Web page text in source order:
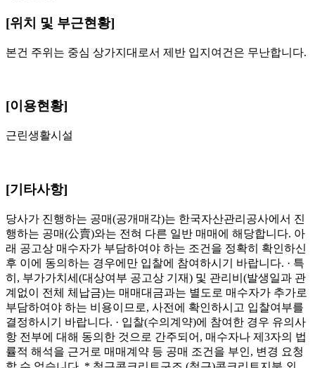
[위치 및 부근현황]
본건 주위는 중심 상가지대로서 제반 입지여건은 무난합니다.
[이용현황]
근린생활시설
[기타사항]
당사가 진행하는 공매(공개매각)는 한국자산관리공사에서 진
행하는 공매(公賣)와는 전혀 다른 일반 매매에 해당합니다. 아
래 공고상 매수자가 부담하여야 하는 조건을 정확히 확인하신
후 이에 동의하는 경우에만 입찰에 참여하시기 바랍니다. · 특
히, 부가가치세(대상여부 공고상 기재) 및 관리비(발생일과 관
계없이 전체 체납금)는 매매대금과는 별도로 매수자가 추가로
부담하여야 하는 비용이므로, 사전에 확인하시고 입찰여부를
결정하시기 바랍니다. · 입찰(수의계약)에 참여한 경우 유의사
항 전부에 대해 동의한 것으로 간주되어, 매수자나 제3자의 법
률적 해석을 근거로 매매계약 등 공매 조건을 부인, 변경 요청